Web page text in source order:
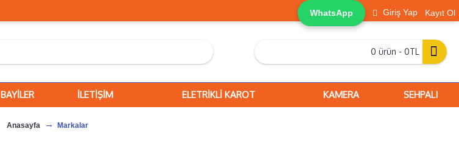
WhatsApp Giriş Yap Kayıt Ol
0 ürün - 0TL
BAYİLER İLETİŞİM ELETRİKLİ KAROT KAMERA SEHPALI
Anasayfa Markalar